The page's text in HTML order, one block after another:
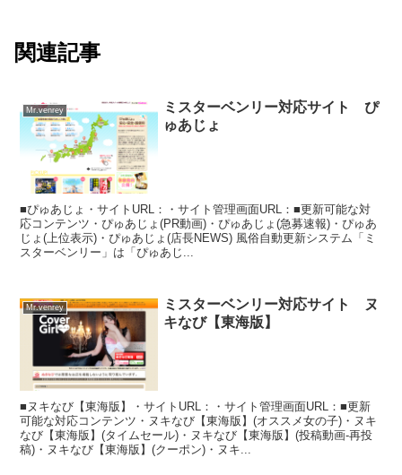
関連記事
Mr.venrey
ミスターベンリー対応サイト ぴ
ゅあじょ
■ぴゅあじょ・サイトURL：・サイト管理画面URL：■更新可能な対
応コンテンツ・ぴゅあじょ(PR動画)・ぴゅあじょ(急募速報)・ぴゅあ
じょ(上位表示)・ぴゅあじょ(店長NEWS) 風俗自動更新システム「ミ
スターベンリー」は「ぴゅあじ...
Mr.venrey
ミスターベンリー対応サイト ヌ
キなび【東海版】
■ヌキなび【東海版】・サイトURL：・サイト管理画面URL：■更新
可能な対応コンテンツ・ヌキなび【東海版】(オススメ女の子)・ヌキ
なび【東海版】(タイムセール)・ヌキなび【東海版】(投稿動画-再投
稿)・ヌキなび【東海版】(クーポン)・ヌキ...